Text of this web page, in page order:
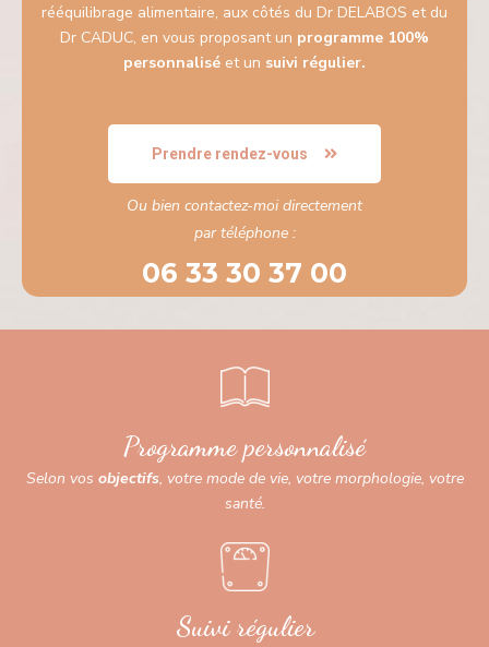
rééquilibrage alimentaire, aux côtés du Dr DELABOS et du
Dr CADUC, en vous proposant un programme 100%
personnalisé et un suivi régulier.
Prendre rendez-vous
Ou bien contactez-moi directement
par téléphone :
06 33 30 37 00
Programme personnalisé
Selon vos objectifs, votre mode de vie, votre morphologie, votre
santé.
Suivi régulier